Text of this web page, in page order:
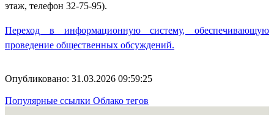
этаж, телефон 32-75-95).
Переход в информационную систему, обеспечивающую
проведение общественных обсуждений.
Опубликовано: 31.03.2026 09:59:25
Популярные ссылки Облако тегов